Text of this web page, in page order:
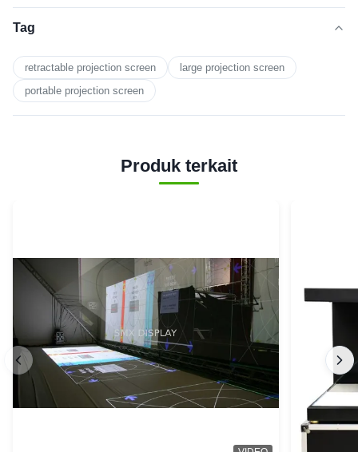
Tag
retractable projection screen
large projection screen
portable projection screen
Produk terkait